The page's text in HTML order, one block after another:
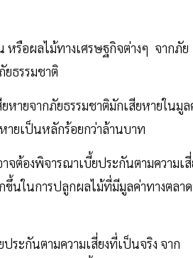
รือผลไม้ทางเศรษฐกิจต่างๆ จากภัย
ยธรรมชาติ
หายจากภัยธรรมชาติมักเสียหายในมูล
ายเป็นหลักร้อยกว่าล้านบาท
ต้องพิจารณาเบี้ยประกันตามความเสี่
ขึ้นในการปลูกผลไม้ที่มีมูลค่าทางตลา
ะกันตามความเสี่ยงที่เป็นจริง จาก